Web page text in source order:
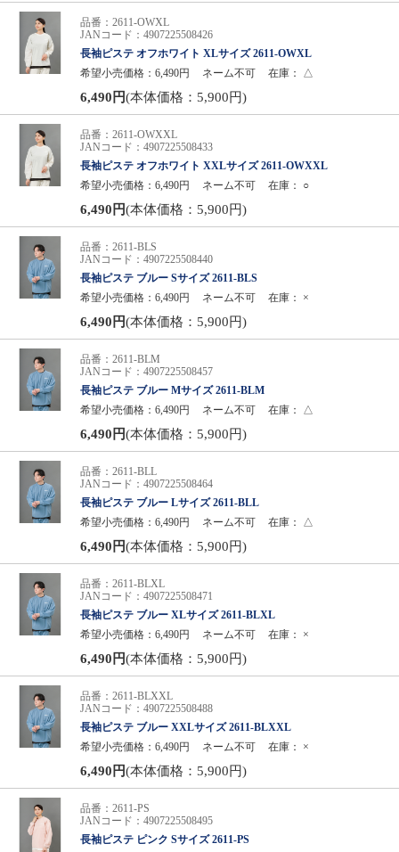
品番：2611-OWXL
JANコード：4907225508426
長袖ピステ オフホワイト XLサイズ 2611-OWXL
希望小売価格：6,490円
ネーム不可 在庫： △
6,490円(本体価格：5,900円)
品番：2611-OWXXL
JANコード：4907225508433
長袖ピステ オフホワイト XXLサイズ 2611-OWXXL
希望小売価格：6,490円
ネーム不可 在庫： ○
6,490円(本体価格：5,900円)
品番：2611-BLS
JANコード：4907225508440
長袖ピステ ブルー Sサイズ 2611-BLS
希望小売価格：6,490円
ネーム不可 在庫： ×
6,490円(本体価格：5,900円)
品番：2611-BLM
JANコード：4907225508457
長袖ピステ ブルー Mサイズ 2611-BLM
希望小売価格：6,490円
ネーム不可 在庫： △
6,490円(本体価格：5,900円)
品番：2611-BLL
JANコード：4907225508464
長袖ピステ ブルー Lサイズ 2611-BLL
希望小売価格：6,490円
ネーム不可 在庫： △
6,490円(本体価格：5,900円)
品番：2611-BLXL
JANコード：4907225508471
長袖ピステ ブルー XLサイズ 2611-BLXL
希望小売価格：6,490円
ネーム不可 在庫： ×
6,490円(本体価格：5,900円)
品番：2611-BLXXL
JANコード：4907225508488
長袖ピステ ブルー XXLサイズ 2611-BLXXL
希望小売価格：6,490円
ネーム不可 在庫： ×
6,490円(本体価格：5,900円)
品番：2611-PS
JANコード：4907225508495
長袖ピステ ピンク Sサイズ 2611-PS